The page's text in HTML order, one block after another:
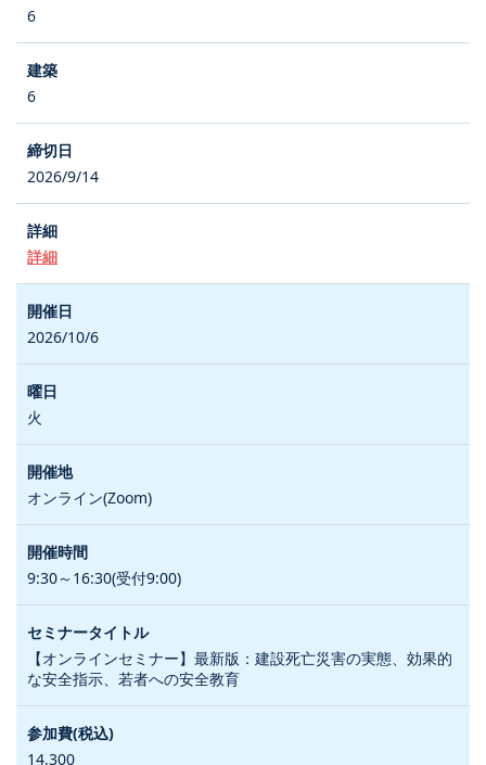
6
6
2026/9/14
詳細
2026/10/6
火
オンライン(Zoom)
9:30～16:30(受付9:00)
【オンラインセミナー】最新版：建設死亡災害の実態、効果的
な安全指示、若者への安全教育
14,300